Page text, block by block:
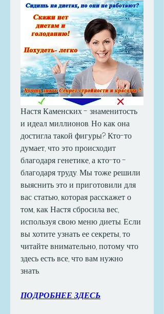
Настя Каменских - знаменитость
и идеал миллионов. Но как она
достигла такой фигуры? Кто-то
думает, что это происходит
благодаря генетике, а кто-то -
благодаря труду. Мы тоже решили
выяснить это и приготовили для
вас статью, которая расскажет о
том, как Настя сбросила вес,
используя свою меню диеты. Если
вы хотите узнать ее секреты, то
читайте внимательно, потому что
здесь есть все, что вам нужно
знать.
ПОДРОБНЕЕ ЗДЕСЬ